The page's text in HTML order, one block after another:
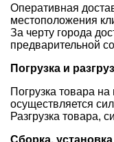
Оперативная
местоположения
За черту города
предварительной
Погрузка и
Погрузка товара
осуществляется
Разгрузка товара,
Сборка,